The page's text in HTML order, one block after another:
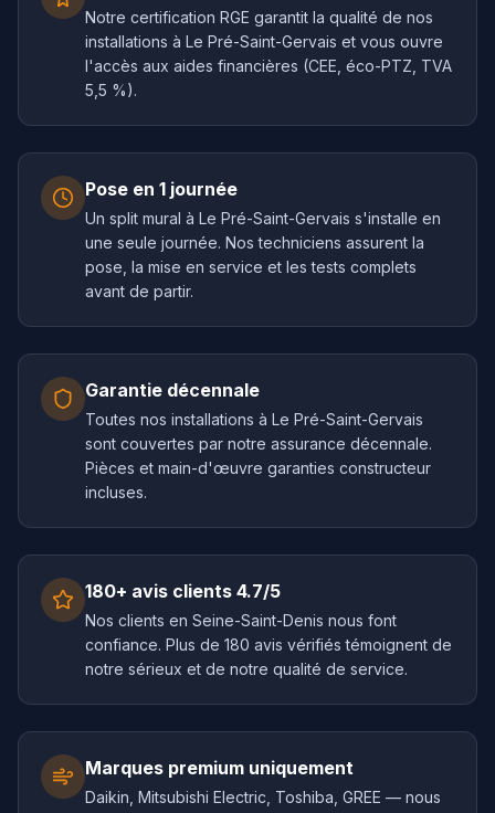
Notre certification RGE garantit la qualité de nos
installations à Le Pré-Saint-Gervais et vous ouvre
l'accès aux aides financières (CEE, éco-PTZ, TVA
5,5 %).
Pose en 1 journée
Un split mural à Le Pré-Saint-Gervais s'installe en
une seule journée. Nos techniciens assurent la
pose, la mise en service et les tests complets
avant de partir.
Garantie décennale
Toutes nos installations à Le Pré-Saint-Gervais
sont couvertes par notre assurance décennale.
Pièces et main-d'œuvre garanties constructeur
incluses.
180+ avis clients 4.7/5
Nos clients en Seine-Saint-Denis nous font
confiance. Plus de 180 avis vérifiés témoignent de
notre sérieux et de notre qualité de service.
Marques premium uniquement
Daikin, Mitsubishi Electric, Toshiba, GREE — nous